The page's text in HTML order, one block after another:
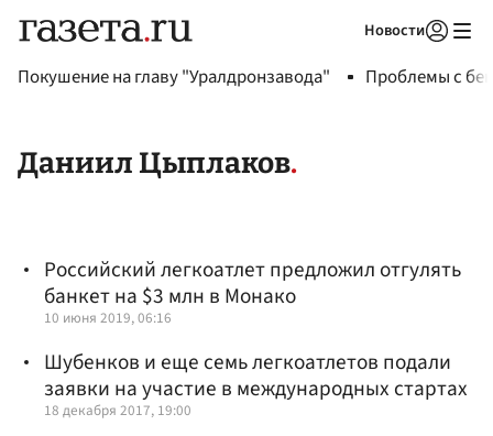
Новости
Покушение на главу "Уралдронзавода" Проблемы с
Даниил Цыплаков
Российский легкоатлет предложил отгулять
банкет на $3 млн в Монако
10 июня 2019, 06:16
Шубенков и еще семь легкоатлетов подали
заявки на участие в международных стартах
18 декабря 2017, 19:00